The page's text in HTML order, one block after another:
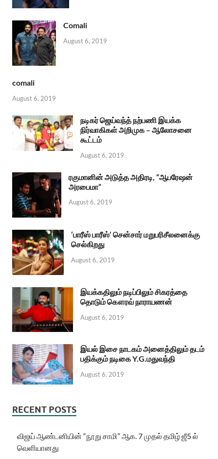
Comali
August 6, 2019
comali
August 6, 2019
நடிகர் ஜெய்வந்த் நற்பணி இயக்க
நிர்வாகிகள் அறிமுக – ஆலோசனை
கூட்டம்
August 6, 2019
ரகுமானின் அடுத்த அதிரடி, “ஆபரேஷன்
அரபைமா”
August 6, 2019
‘பாரீஸ் பாரீஸ்’ சென்சார் மறுபரிசீலனைக்கு
செல்கிறது
August 6, 2019
இயக்கதிலும் நடிப்பிலும் சிகரத்தை
தொடும் கௌரவ் நாராயணன்
August 6, 2019
இயல் இசை நாடகம் அனைத்திலும் தடம்
பதிக்கும் நடிகை Y.G.மதுவந்தி
August 6, 2019
RECENT POSTS
விஜய் ஆண்டனியின் “நூறு சாமி” ஆக. 7 முதல் தமிழ் ஜீ5 ல்
வெளியானது